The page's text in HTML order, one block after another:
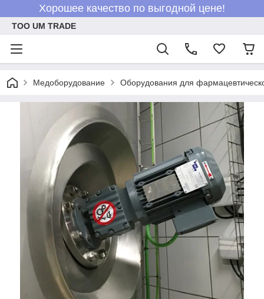
Хорошее качество по выгодной цене!
ТОО UM TRADE
Медоборудование Оборудования для